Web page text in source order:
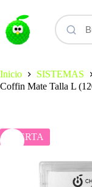
contenido
Inicio
SISTEMAS
Coffin Mate Talla L
OFERTA